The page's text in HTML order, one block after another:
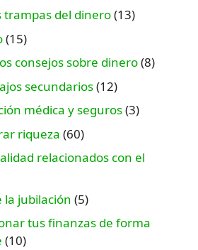
trampas del dinero(13)
(15)
consejos sobre dinero(8)
secundarios(12)
médica y seguros(3)
riqueza (60)
relacionados con el
la jubilación (5)
tus finanzas de forma
(10)